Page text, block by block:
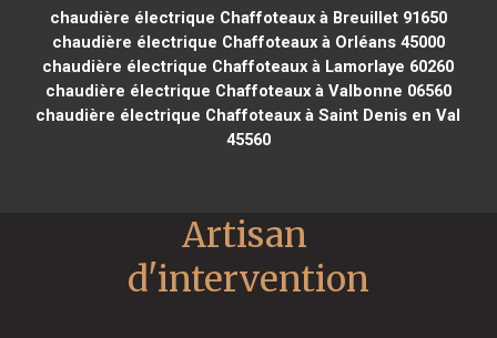
chaudière électrique Chaffoteaux à Breuillet 91650
chaudière électrique Chaffoteaux à Orléans 45000
chaudière électrique Chaffoteaux à Lamorlaye 60260
chaudière électrique Chaffoteaux à Valbonne 06560
chaudière électrique Chaffoteaux à Saint Denis en Val
45560
Artisan
d'intervention